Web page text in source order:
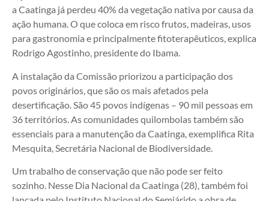
a Caatinga já perdeu 40% da vegetação nativa por causa da
ação humana. O que coloca em risco frutos, madeiras, usos
para gastronomia e principalmente fitoterapêuticos, explica
Rodrigo Agostinho, presidente do Ibama.
A instalação da Comissão priorizou a participação dos
povos originários, que são os mais afetados pela
desertificação. São 45 povos indígenas – 90 mil pessoas em
36 territórios. As comunidades quilombolas também são
essenciais para a manutenção da Caatinga, exemplifica Rita
Mesquita, Secretária Nacional de Biodiversidade.
Um trabalho de conservação que não pode ser feito
sozinho. Nesse Dia Nacional da Caatinga (28), também foi